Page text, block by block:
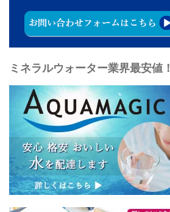
ミネラルウォーター業界最安値！